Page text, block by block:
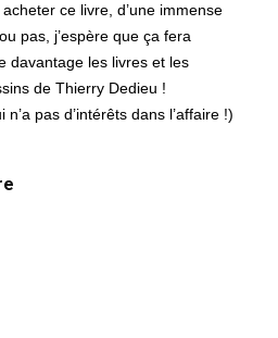
ce livre, d’une immense
pas, j’espère que ça fera
davantage les livres et les
de Thierry Dedieu !
pas d’intérêts dans l’affaire !)